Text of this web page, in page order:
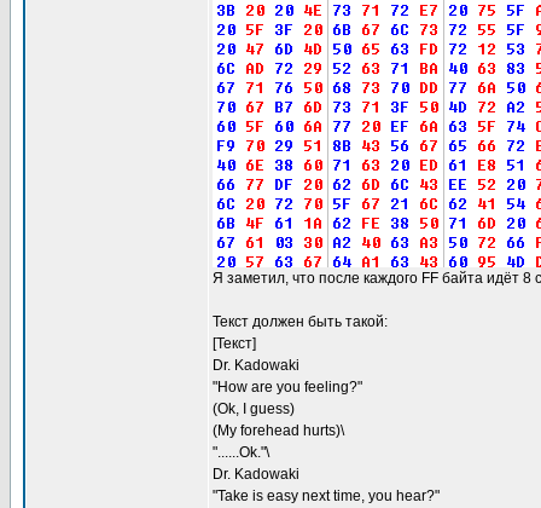
Я заметил, что после каждого FF байта идёт 8
Текст должен быть такой:
[Текст]
Dr. Kadowaki
"How are you feeling?"
(Ok, I guess)
(My forehead hurts)\
"......Ok."\
Dr. Kadowaki
"Take is easy next time, you hear?"